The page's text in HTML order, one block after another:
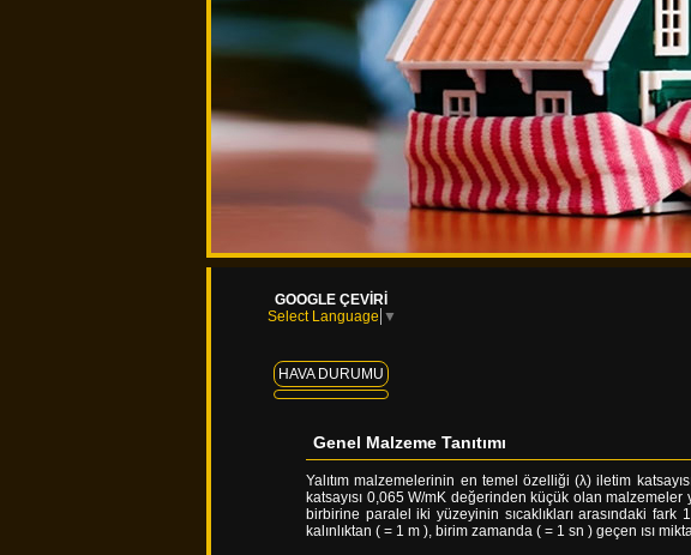
GOOGLE ÇEVİRİ
Select Language ▼
HAVA DURUMU
Genel Malzeme Tanıtımı
Yalıtım malzemelerinin en temel özelliği (λ) iletim
katsayısı 0,065 W/mK değerinden küçük olan
birbirine paralel iki yüzeyinin sıcaklıkları arasındaki
kalınlıktan ( = 1 m ), birim zamanda ( = 1 sn ) geçen ısı